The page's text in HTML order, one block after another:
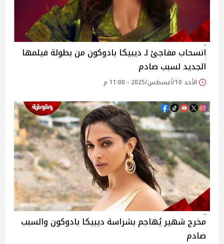
انسحاب مفاجئ لـ ديبيكا بادوكون من بطولة فيلمها
الجديد لسبب صادم
الأحد 10/أغسطس/2025 - 11:00 م
مخرج شهير يُهاجم بشراسة ديبيكا بادوكون والسبب
صادم